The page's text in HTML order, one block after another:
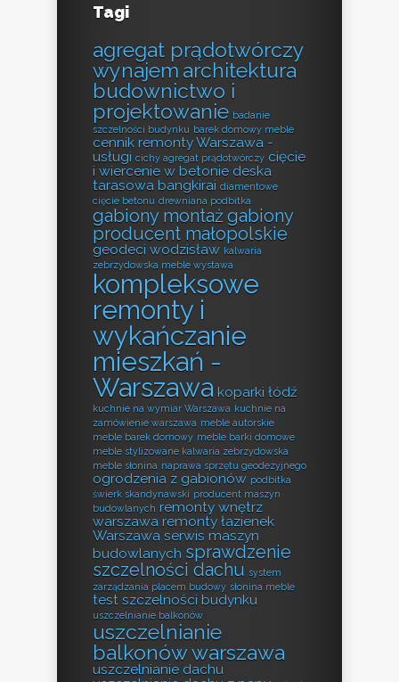
Tagi
agregat prądotwórczy
wynajem architektura
budownictwo i
projektowanie badanie
szczelności budynku barek domowy meble
cennik remonty Warszawa -
usługi cichy agregat prądotwórczy cięcie
i wiercenie w betonie deska
tarasowa bangkirai diamentowe
cięcie betonu drewniana podbitka
gabiony montażgabiony
producent małopolskie
geodeci wodzisław kalwaria
zebrzydowska meble wystawa
kompleksowe
remonty i
wykańczanie
mieszkań -
Warszawa koparki łódź
kuchnie na wymiar Warszawa kuchnie na
zamówienie warszawa meble autorskie
meble barek domowy meble barki domowe
meble stylizowane kalwaria zebrzydowska
meble słonina naprawa sprzętu geodezyjnego
ogrodzenia z gabionów podbitka
świerk skandynawski producent maszyn
budowlanych remonty wnętrz
warszawa remonty łazienek
Warszawa serwis maszyn
budowlanych sprawdzenie
szczelności dachu system
zarządzania placem budowy słonina meble
test szczelności budynku
uszczelnianie balkonów
uszczelnianie
balkonów warszawa
uszczelnianie dachu